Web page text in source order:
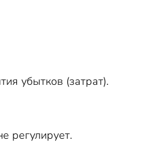
убытков (затрат).
регулирует.